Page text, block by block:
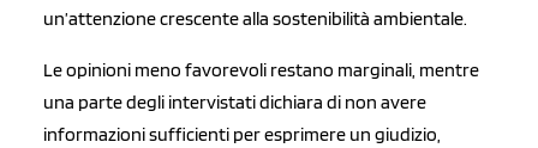
un’attenzione crescente alla sostenibilità ambientale.
Le opinioni meno favorevoli restano marginali, mentre
una parte degli intervistati dichiara di non avere
informazioni sufficienti per esprimere un giudizio,